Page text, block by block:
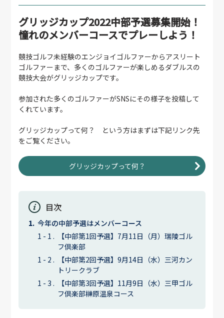
グリッジカップ2022中部予選募集開始！
憧れのメンバーコースでプレーしよう！
競技ゴルフ未経験のエンジョイゴルファーからアスリート
ゴルファーまで、多くのゴルファーが楽しめるダブルスの
競技大会がグリッジカップです。
参加された多くのゴルファーがSNSにその様子を投稿して
くれています。
グリッジカップって何？ という方はまずは下記リンク先
をご覧ください。
グリッジカップって何？
目次
今年の中部予選はメンバーコース
【中部第1回予選】7月11日（月）瑞陵ゴル
フ倶楽部
【中部第2回予選】9月14日（水）三河カン
トリークラブ
【中部第3回予選】11月9日（水）三甲ゴル
フ倶楽部榊原温泉コース